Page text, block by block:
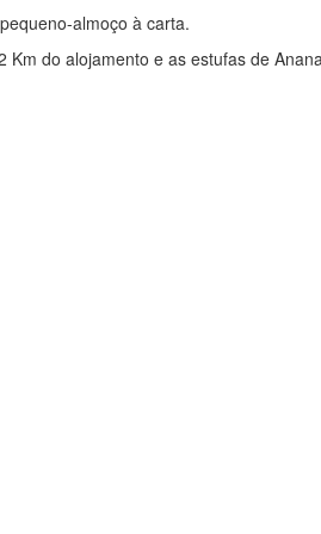
almoço à carta.
do alojamento e as estufas de